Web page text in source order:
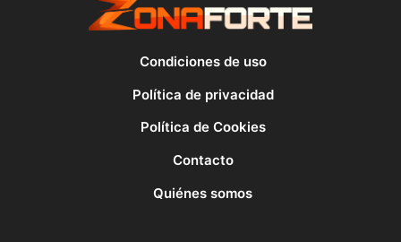
Condiciones de uso
Política de privacidad
Política de Cookies
Contacto
Quiénes somos